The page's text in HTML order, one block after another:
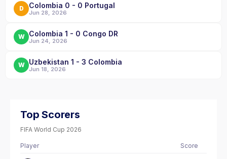
D Colombia 0 - 0 Portugal
Jun 28, 2026
W Colombia 1 - 0 Congo DR
Jun 24, 2026
W Uzbekistan 1 - 3 Colombia
Jun 18, 2026
Top Scorers
FIFA World Cup 2026
Player Score